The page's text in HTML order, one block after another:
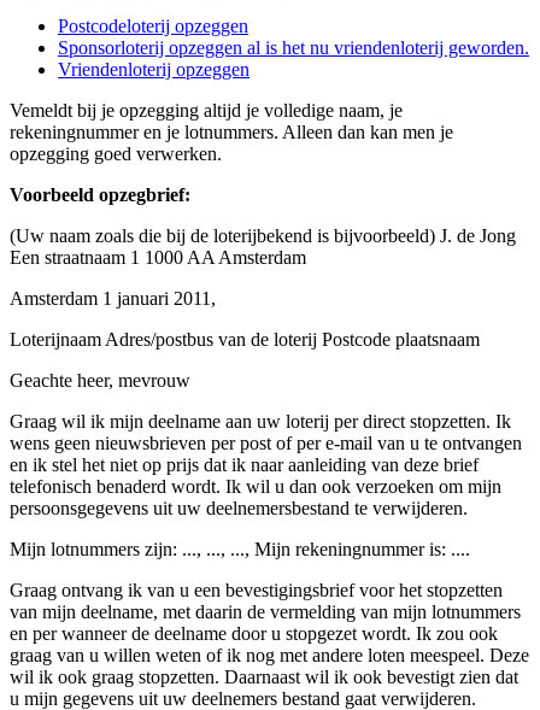
Postcodeloterij opzeggen
Sponsorloterij opzeggen al is het nu vriendenloterij geworden.
Vriendenloterij opzeggen
Vemeldt bij je opzegging altijd je volledige naam, je
rekeningnummer en je lotnummers. Alleen dan kan men je
opzegging goed verwerken.
Voorbeeld opzegbrief:
(Uw naam zoals die bij de loterijbekend is bijvoorbeeld) J. de Jong
Een straatnaam 1 1000 AA Amsterdam
Amsterdam 1 januari 2011,
Loterijnaam Adres/postbus van de loterij Postcode plaatsnaam
Geachte heer, mevrouw
Graag wil ik mijn deelname aan uw loterij per direct stopzetten. Ik
wens geen nieuwsbrieven per post of per e-mail van u te ontvangen
en ik stel het niet op prijs dat ik naar aanleiding van deze brief
telefonisch benaderd wordt. Ik wil u dan ook verzoeken om mijn
persoonsgegevens uit uw deelnemersbestand te verwijderen.
Mijn lotnummers zijn: ..., ..., ..., Mijn rekeningnummer is: ....
Graag ontvang ik van u een bevestigingsbrief voor het stopzetten
van mijn deelname, met daarin de vermelding van mijn lotnummers
en per wanneer de deelname door u stopgezet wordt. Ik zou ook
graag van u willen weten of ik nog met andere loten meespeel. Deze
wil ik ook graag stopzetten. Daarnaast wil ik ook bevestigt zien dat
u mijn gegevens uit uw deelnemers bestand gaat verwijderen.